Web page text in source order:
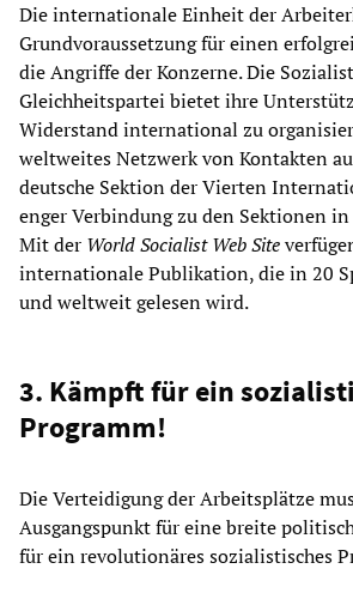
Die internationale Einheit der
Grundvoraussetzung für einen
die Angriffe der Konzerne. Die
Gleichheitspartei bietet ihre
Widerstand international zu
weltweites Netzwerk von Kontakten
deutsche Sektion der Vierten
enger Verbindung zu den Sektionen
Mit der World Socialist Web Site
internationale Publikation, die in 20
und weltweit gelesen wird.
3. Kämpft für ein
Programm!
Die Verteidigung der Arbeitsplätze
Ausgangspunkt für eine breite
für ein revolutionäres sozialistisches